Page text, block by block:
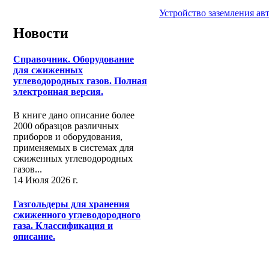
Новости
Справочник. Оборудование
для сжиженных
углеводородных газов. Полная
электронная версия.
В книге дано описание более
2000 образцов различных
приборов и оборудования,
применяемых в системах для
сжиженных углеводородных
газов...
14 Июля 2026 г.
Газгольдеры для хранения
сжиженного углеводородного
газа. Классификация и
описание.
Устройство заземления